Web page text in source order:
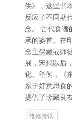
供》，这些书
反应了不同期
念。 古代食谱
承的姿首。在
念主保藏或师
展，宋代以后
化。举例，《
系于好意思食
提供了珍藏良
维修资讯